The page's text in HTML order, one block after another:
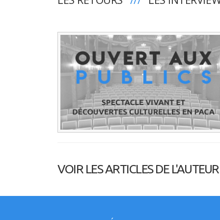
VOIR LES ARTICLES DE L'AUTEUR